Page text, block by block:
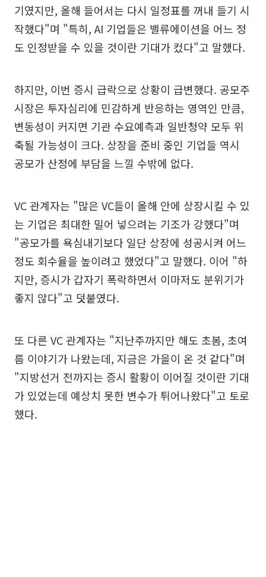
기였지만, 올해 들어서는 다시 일정표를 꺼내 들기 시
작했다"며 "특히, AI 기업들은 밸류에이션을 어느 정
도 인정받을 수 있을 것이란 기대가 컸다"고 말했다.
하지만, 이번 증시 급락으로 상황이 급변했다. 공모주
시장은 투자심리에 민감하게 반응하는 영역인 만큼,
변동성이 커지면 기관 수요예측과 일반청약 모두 위
축될 가능성이 크다. 상장을 준비 중인 기업들 역시
공모가 산정에 부담을 느낄 수밖에 없다.
VC 관계자는 "많은 VC들이 올해 안에 상장시킬 수 있
는 기업은 최대한 밀어 넣으려는 기조가 강했다"며
"공모가를 욕심내기보다 일단 상장에 성공시켜 어느
정도 회수율을 높이려고 했었다"고 말했다. 이어 "하
지만, 증시가 갑자기 폭락하면서 이마저도 분위기가
좋지 않다"고 덧붙였다.
또 다른 VC 관계자는 "지난주까지만 해도 초봄, 초여
름 이야기가 나왔는데, 지금은 가을이 온 것 같다"며
"지방선거 전까지는 증시 활황이 이어질 것이란 기대
가 있었는데 예상치 못한 변수가 튀어나왔다"고 토로
했다.